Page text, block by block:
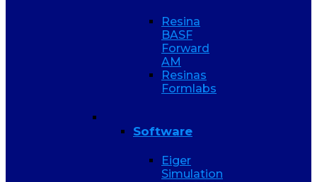
Resina
BASF
Forward
AM
Resinas
Formlabs
Software
Eiger
Simulation